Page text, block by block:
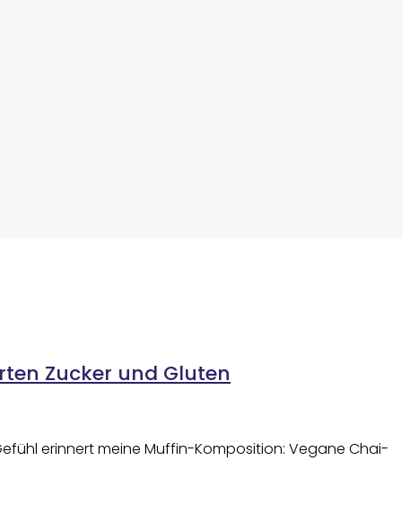
Zucker und Gluten
erinnert meine Muffin-Komposition: Vegane Chai-